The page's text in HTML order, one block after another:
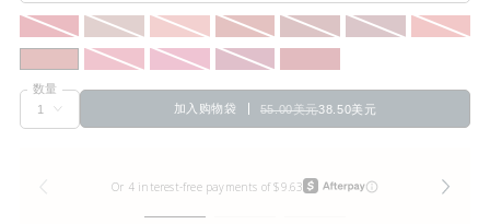
数量
加入购物袋
55.00美元38.50美元